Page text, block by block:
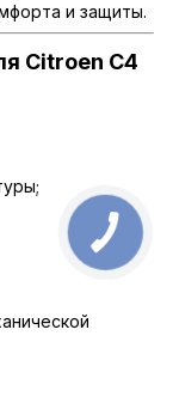
и защиты.
Citroen C4